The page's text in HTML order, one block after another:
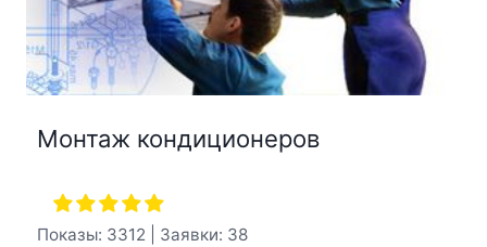
Монтаж кондиционеров
Показы: 3312 | Заявки: 38